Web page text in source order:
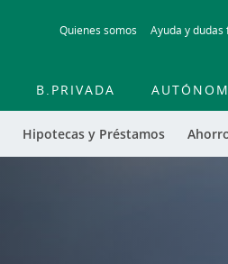
Quienes somos Ayuda y dudas
Hipotecas y Préstamos
B.PRIVADA